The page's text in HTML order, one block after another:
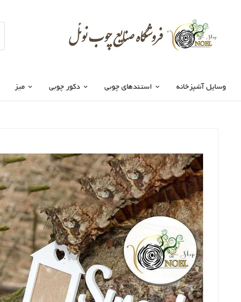
وسایل آشپزخانه استندهای چوبی دکور چوبی میز